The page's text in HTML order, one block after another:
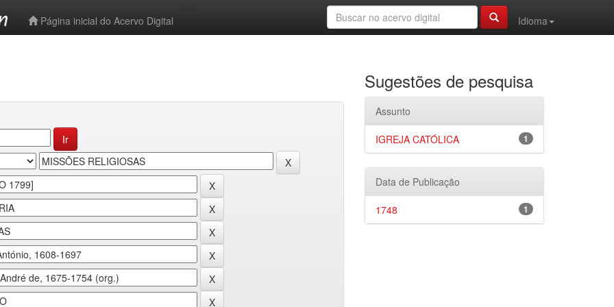
Página inicial do Acervo Digital
Idioma
Sugestões de pesquisa
Assunto
1
IGREJA CATÓLICA
Data de Publicação
1
1748